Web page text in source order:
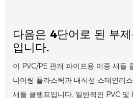
다음은 4단어로 된 부
입니다.
이 PVC/PE 관개 파이프용 이중 새들
니어링 플라스틱과 내식성 스테인리
새들 클램프입니다. 일반적인 PVC 및